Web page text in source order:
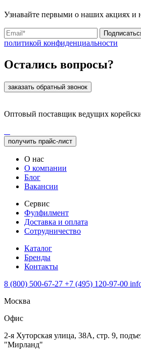
Узнавайте первыми о наших акциях и
политикой конфиденциальности
Остались вопросы?
заказать обратный звонок
Оптовый поставщик ведущих
получить прайс-лист
О нас
О компании
Блог
Вакансии
Сервис
Фулфилмент
Доставка и оплата
Сотрудничество
Каталог
Бренды
Контакты
8 (800) 500-67-27 +7 (495) 120-97-00
Москва
Офис
2-я Хуторская улица, 38А, стр. 9,
"Мирланд"